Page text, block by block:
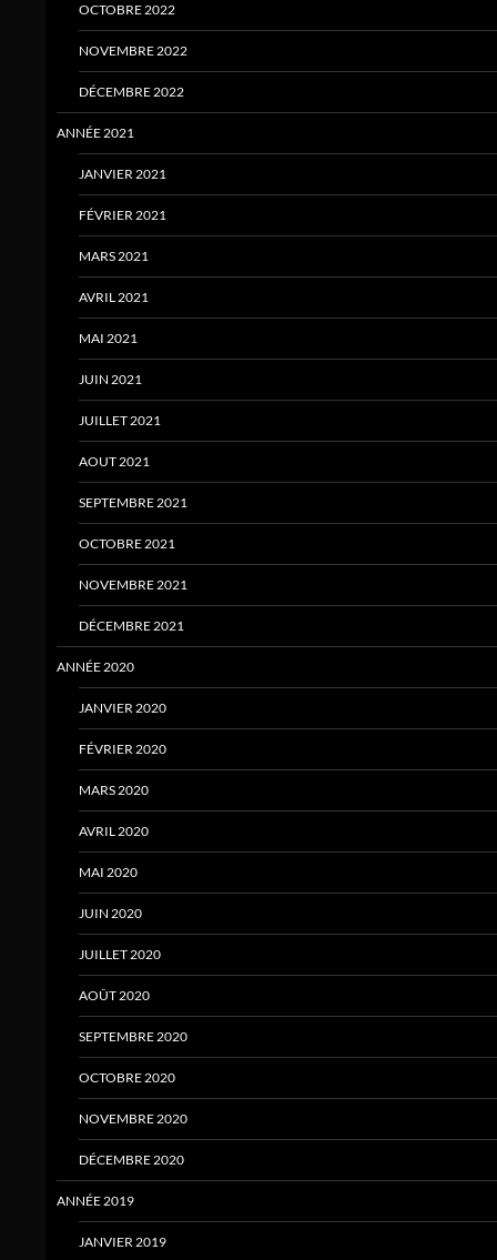
OCTOBRE 2022
NOVEMBRE 2022
DÉCEMBRE 2022
ANNÉE 2021
JANVIER 2021
FÉVRIER 2021
MARS 2021
AVRIL 2021
MAI 2021
JUIN 2021
JUILLET 2021
AOUT 2021
SEPTEMBRE 2021
OCTOBRE 2021
NOVEMBRE 2021
DÉCEMBRE 2021
ANNÉE 2020
JANVIER 2020
FÉVRIER 2020
MARS 2020
AVRIL 2020
MAI 2020
JUIN 2020
JUILLET 2020
AOÛT 2020
SEPTEMBRE 2020
OCTOBRE 2020
NOVEMBRE 2020
DÉCEMBRE 2020
ANNÉE 2019
JANVIER 2019